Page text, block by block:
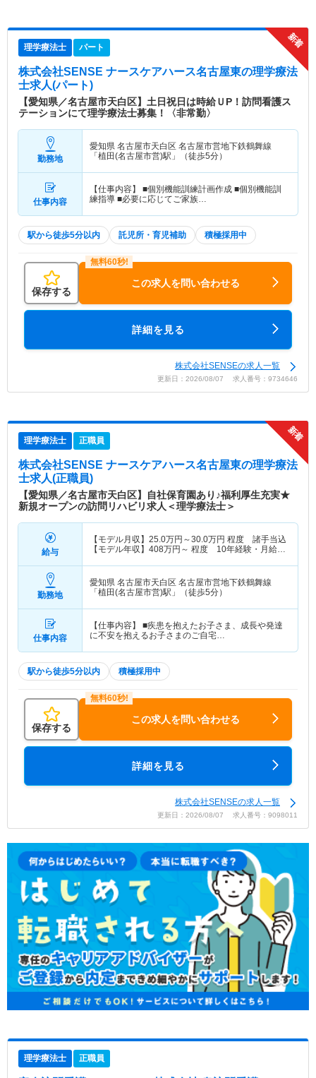
理学療法士 パート
株式会社SENSE ナースケアハース名古屋東の理学療法
士求人(パート)
【愛知県／名古屋市天白区】土日祝日は時給ＵP！訪問看護ス
テーションにて理学療法士募集！〈非常勤〉
勤務地
愛知県 名古屋市天白区 名古屋市営地下鉄鶴舞線
「植田(名古屋市営)駅」（徒歩5分）
仕事内容
【仕事内容】 ■個別機能訓練計画作成 ■個別機能訓
練指導 ■必要に応じてご家族…
駅から徒歩5分以内 託児所・育児補助 積極採用中
保存する
この求人を問い合わせる
詳細を見る
株式会社SENSEの求人一覧
更新日：2026/08/07 求人番号：9734646
理学療法士 正職員
株式会社SENSE ナースケアハース名古屋東の理学療法
士求人(正職員)
【愛知県／名古屋市天白区】自社保育園あり♪福利厚生充実★
新規オープンの訪問リハビリ求人＜理学療法士＞
給与
【モデル月収】 25.0万円～30.0万円 程度 諸手当込
【モデル年収】 408万円～ 程度 10年経験・月給
勤務地
愛知県 名古屋市天白区 名古屋市営地下鉄鶴舞線
「植田(名古屋市営)駅」（徒歩5分）
仕事内容
【仕事内容】 ■疾患を抱えたお子さま、成長や発達
に不安を抱えるお子さまのご自宅…
駅から徒歩5分以内 積極採用中
保存する
この求人を問い合わせる
詳細を見る
株式会社SENSEの求人一覧
更新日：2026/08/07 求人番号：9098011
理学療法士 正職員